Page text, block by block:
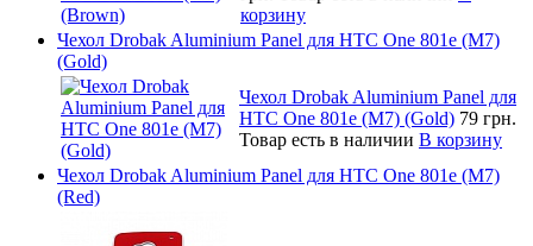
корзину
Чехол Drobak Aluminium Panel для HTC One 801e (M7)
(Gold)
Чехол Drobak Aluminium Panel для
HTC One 801e (M7) (Gold) 79 грн.
Товар есть в наличии В корзину
Чехол Drobak Aluminium Panel для HTC One 801e (M7)
(Red)